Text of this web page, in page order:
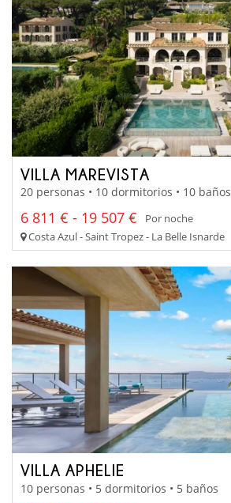
VILLA MAREVISTA
20 personas • 10 dormitorios • 10 baños
6 811 € - 19 507 €
Por noche
Costa Azul - Saint Tropez - La Belle Isnarde
VILLA APHELIE
10 personas • 5 dormitorios • 5 baños